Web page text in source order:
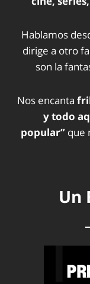
Hablamos
dirige a otro
son la
Nos encanta
y todo
popular” que
Un